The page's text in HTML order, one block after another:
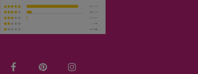
FacebookPinterest